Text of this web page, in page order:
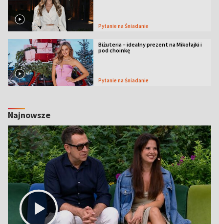
Pytanie na Śniadanie
Biżuteria – idealny prezent na Mikołajki i
pod choinkę
Pytanie na Śniadanie
Najnowsze